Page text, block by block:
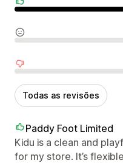
Avaliações positivas
Avaliações neutras
Avaliações negativas
Todas as revisões
Paddy Foot Limited
Kidu is a clean and
for my store. It’s